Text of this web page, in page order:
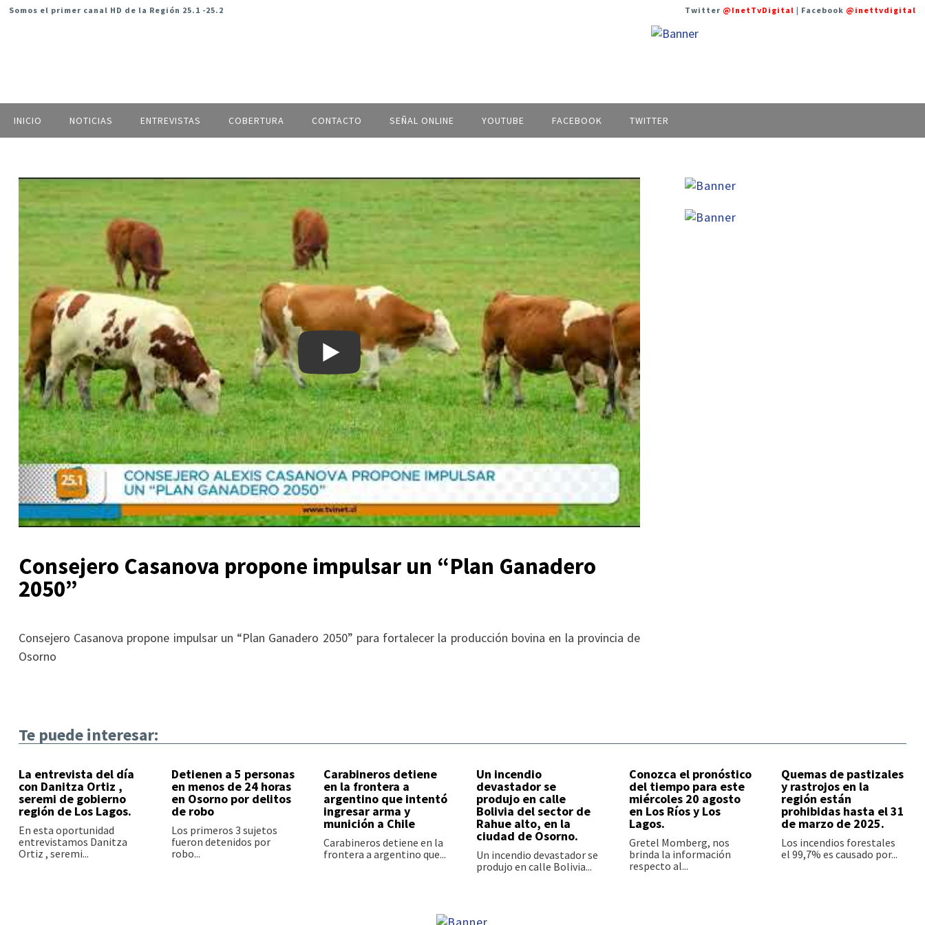
Somos el primer canal HD de la Región 25.1 -25.2 Twitter @InetTvDigital | Facebook @inettvdigital
INICIO NOTICIAS ENTREVISTAS COBERTURA CONTACTO SEÑAL ONLINE YOUTUBE FACEBOOK TWITTER
Consejero Casanova propone impulsar un “Plan Ganadero
2050”
Consejero Casanova propone impulsar un “Plan Ganadero 2050” para fortalecer la producción bovina en la provincia de
Osorno
Te puede interesar:
La entrevista del día
con Danitza Ortiz ,
seremi de gobierno
región de Los Lagos.
En esta oportunidad
entrevistamos Danitza
Ortiz , seremi...
Detienen a 5 personas
en menos de 24 horas
en Osorno por delitos
de robo
Los primeros 3 sujetos
fueron detenidos por
robo...
Carabineros detiene
en la frontera a
argentino que intentó
ingresar arma y
munición a Chile
Carabineros detiene en la
frontera a argentino que...
Un incendio
devastador se
produjo en calle
Bolivia del sector de
Rahue alto, en la
ciudad de Osorno.
Un incendio devastador se
produjo en calle Bolivia...
Conozca el pronóstico
del tiempo para este
miércoles 20 agosto
en Los Ríos y Los
Lagos.
Gretel Momberg, nos
brinda la información
respecto al...
Quemas de pastizales
y rastrojos en la
región están
prohibidas hasta el 31
de marzo de 2025.
Los incendios forestales
el 99,7% es causado por...